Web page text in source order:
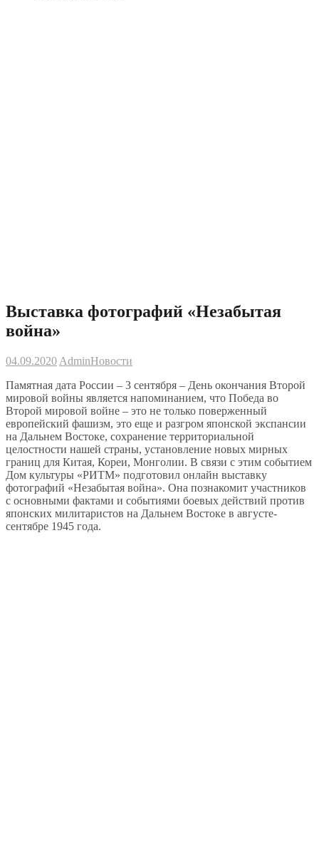
Выставка фотографий «Незабытая
война»
04.09.2020 AdminНовости
Памятная дата России – 3 сентября – День окончания Второй
мировой войны является напоминанием, что Победа во
Второй мировой войне – это не только поверженный
европейский фашизм, это еще и разгром японской экспансии
на Дальнем Востоке, сохранение территориальной
целостности нашей страны, установление новых мирных
границ для Китая, Кореи, Монголии. В связи с этим событием
Дом культуры «РИТМ» подготовил онлайн выставку
фотографий «Незабытая война». Она познакомит участников
с основными фактами и событиями боевых действий против
японских милитаристов на Дальнем Востоке в августе-
сентябре 1945 года.